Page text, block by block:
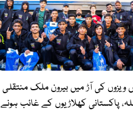
ویزوں کی آڑ میں بیرون ملک منتقلی
پاکستانی کھلاڑیوں کے غائب ہونے